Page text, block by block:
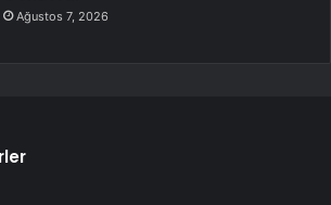
Ağustos 7, 2026